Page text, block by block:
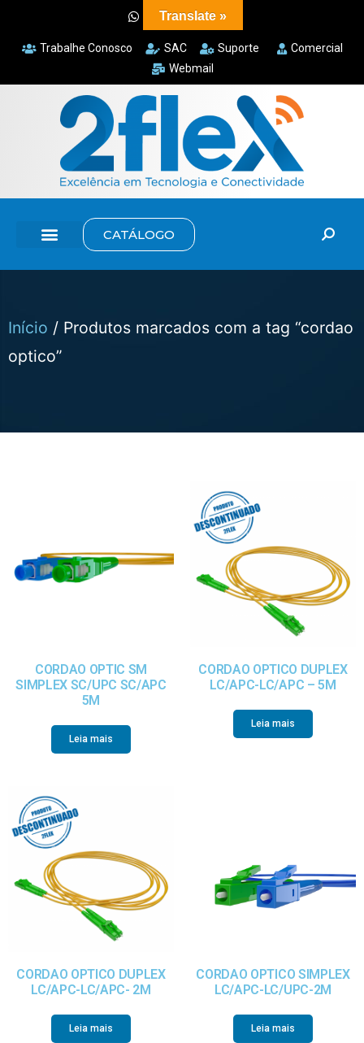
Trabalhe Conosco SAC Suporte
Comercial
Webmail
CATÁLOGO
Início / Produtos marcados com a tag “cordao
optico”
CORDAO OPTIC SM
SIMPLEX SC/UPC SC/APC
5M
Leia mais
CORDAO OPTICO DUPLEX
LC/APC-LC/APC – 5M
Leia mais
CORDAO OPTICO DUPLEX
LC/APC-LC/APC- 2M
Leia mais
CORDAO OPTICO SIMPLEX
LC/APC-LC/UPC-2M
Leia mais
Translate »